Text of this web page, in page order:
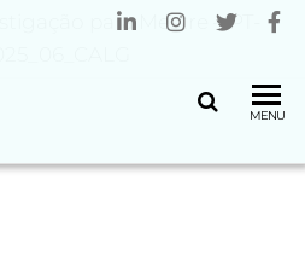
MENU
para Mestre – PT-